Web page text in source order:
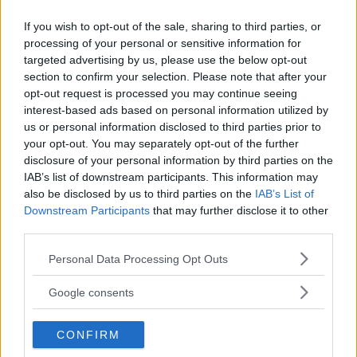
If you wish to opt-out of the sale, sharing to third parties, or
processing of your personal or sensitive information for
targeted advertising by us, please use the below opt-out
section to confirm your selection. Please note that after your
opt-out request is processed you may continue seeing
interest-based ads based on personal information utilized by
us or personal information disclosed to third parties prior to
your opt-out. You may separately opt-out of the further
disclosure of your personal information by third parties on the
IAB’s list of downstream participants. This information may
also be disclosed by us to third parties on the IAB’s List of
Downstream Participants that may further disclose it to other
Please note that this website/app uses one or more Google
not limited to your visit or usage behaviour. You may click to
use your data for below specified purposes in below Google
consent section.
Personal Data Processing Opt Outs
Google consents
CONFIRM
Läs Frias efterträdare!
Syreär Sveriges enda gröna dagstidning som
finns både digitalt och i tryck.
Fossil free-kampanjer runt om i världen.
ANNONS
Universitetetsträvar efter att förklara omvärlden för
sina studenter och det omgivande samhället. Hur
förklarar man för sina studenter, framtidens
medborgare och beslutsfattare, att man är beredd att för
relativt kortsiktig vinst investera i och därmed direkt
Fossil free LU har försökt förklara för Lunds
universitet att förutom att det är moraliskt förkastligt att
investera i bolag som förstör vår framtid är det även
väldigt riskabelt.